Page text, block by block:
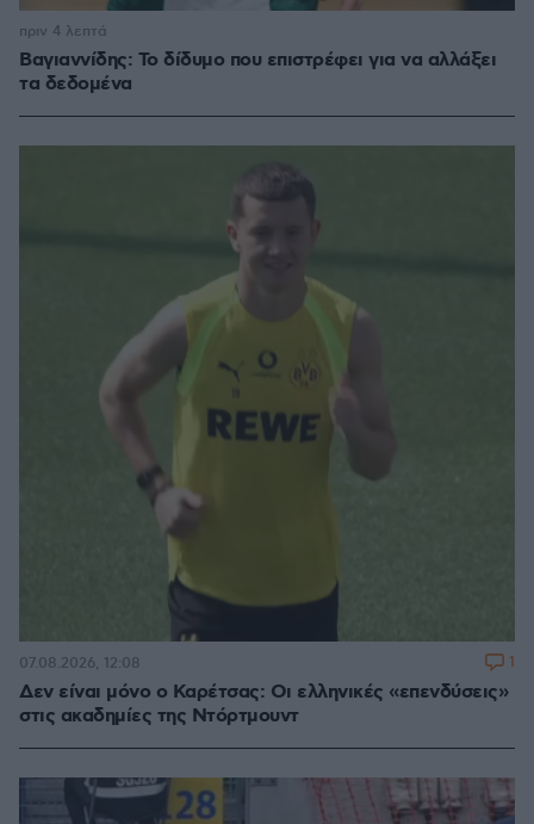
Βαγιαννίδης: Το δίδυμο που επιστρέφει για να αλλάξει
τα δεδομένα
πριν 4 λεπτά
Δεν είναι μόνο ο Καρέτσας: Οι ελληνικές «επενδύσεις»
στις ακαδημίες της Ντόρτμουντ
07.08.2026, 12:08 1